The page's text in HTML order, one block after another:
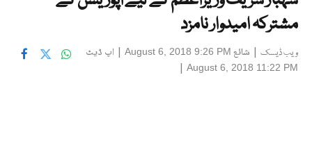
مشترکہ امیدوار نامزد
ویب ڈیسک | شائع August 6, 2018 9:26 PM
| اپ ڈیٹ
August 6, 2018 11:22 PM
|